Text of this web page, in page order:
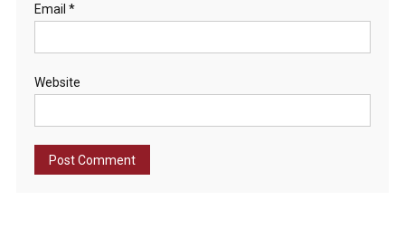
Email *
Website